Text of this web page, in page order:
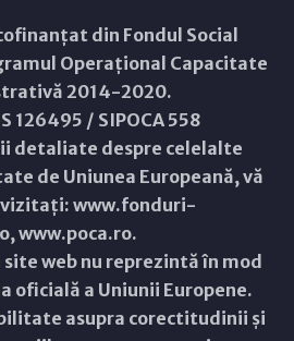
din Fondul Social
Operațional Capacitate
2014-2020.
126495 / SIPOCA 558
detaliate despre celelalte
de Uniunea Europeană, vă
vizitați: www.fonduri-
,www.poca.ro.
web nu reprezintă în mod
oficială a Uniunii Europene.
asupra corectitudinii și